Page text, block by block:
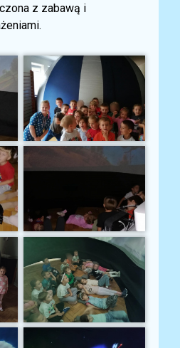
z zabawą i